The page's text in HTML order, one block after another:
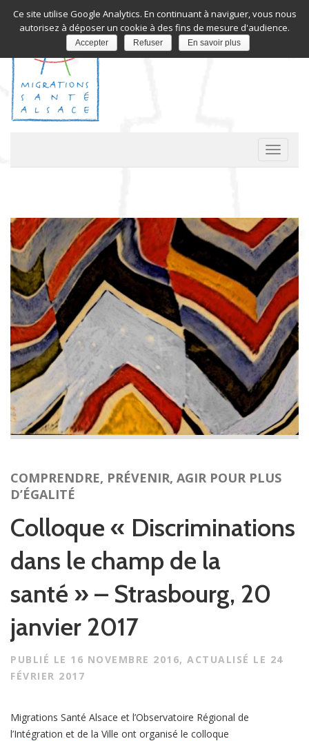
A
c
v
e
r
/
d
é
s
a
c
t
i
r
n
COMPRENDRE, PRÉVENIR, AGIR POUR PLUS
D’ÉGALITÉ
Colloque « Discriminations
dans le champ de la
santé » – Strasbourg, 20
janvier 2017
PUBLIÉ LE 16 NOVEMBRE 2016, ACTUALISÉ LE 24
FÉVRIER 2017
Migrations Santé Alsace et l’Observatoire Régional de
l’Intégration et de la Ville ont organisé le colloque
Ce site utilise Google Analytics. En continuant à naviguer, vous nous
autorisez à déposer un cookie à des fins de mesure d'audience.
Accepter Refuser En savoir plus